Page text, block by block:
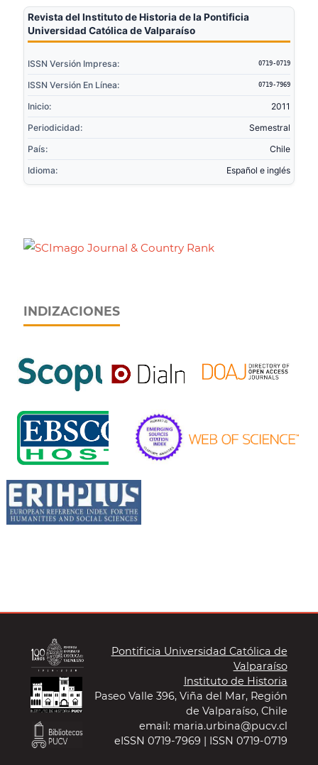
Revista del Instituto de Historia de la Pontificia
Universidad Católica de Valparaíso
ISSN Versión Impresa: 0719-0719
ISSN Versión En Línea: 0719-7969
Inicio:
2011
Periodicidad:
Semestral
País:
Chile
Idioma:
Español e inglés
INDIZACIONES
Pontificia Universidad Católica de
Valparaíso
Instituto de Historia
Paseo Valle 396, Viña del Mar, Región
de Valparaíso, Chile
email: maria.urbina@pucv.cl
eISSN 0719-7969 | ISSN 0719-0719